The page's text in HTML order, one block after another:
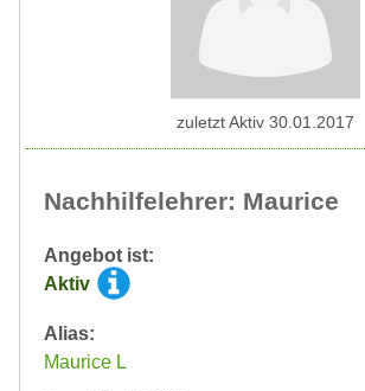
Nachhilfelehrer: Maurice
Angebot ist:
Aktiv
Alias:
Maurice L
zuletzt Aktiv 30.01.2017